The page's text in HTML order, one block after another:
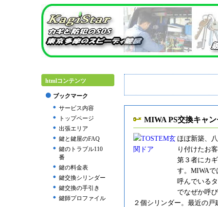
MIWA PS交換キャ
ほぼ新築、
り付けたお
第３者にカ
す。MIWAで
呼んでいる
でなぜか呼
２個シリンダー。最近の
htmlコンテンツ
ブックマーク
サービス内容
トップページ
出張エリア
鍵と鍵屋のFAQ
鍵のトラブル110
番
鍵の料金表
鍵交換シリンダー
鍵交換の手引き
鍵師プロファイル